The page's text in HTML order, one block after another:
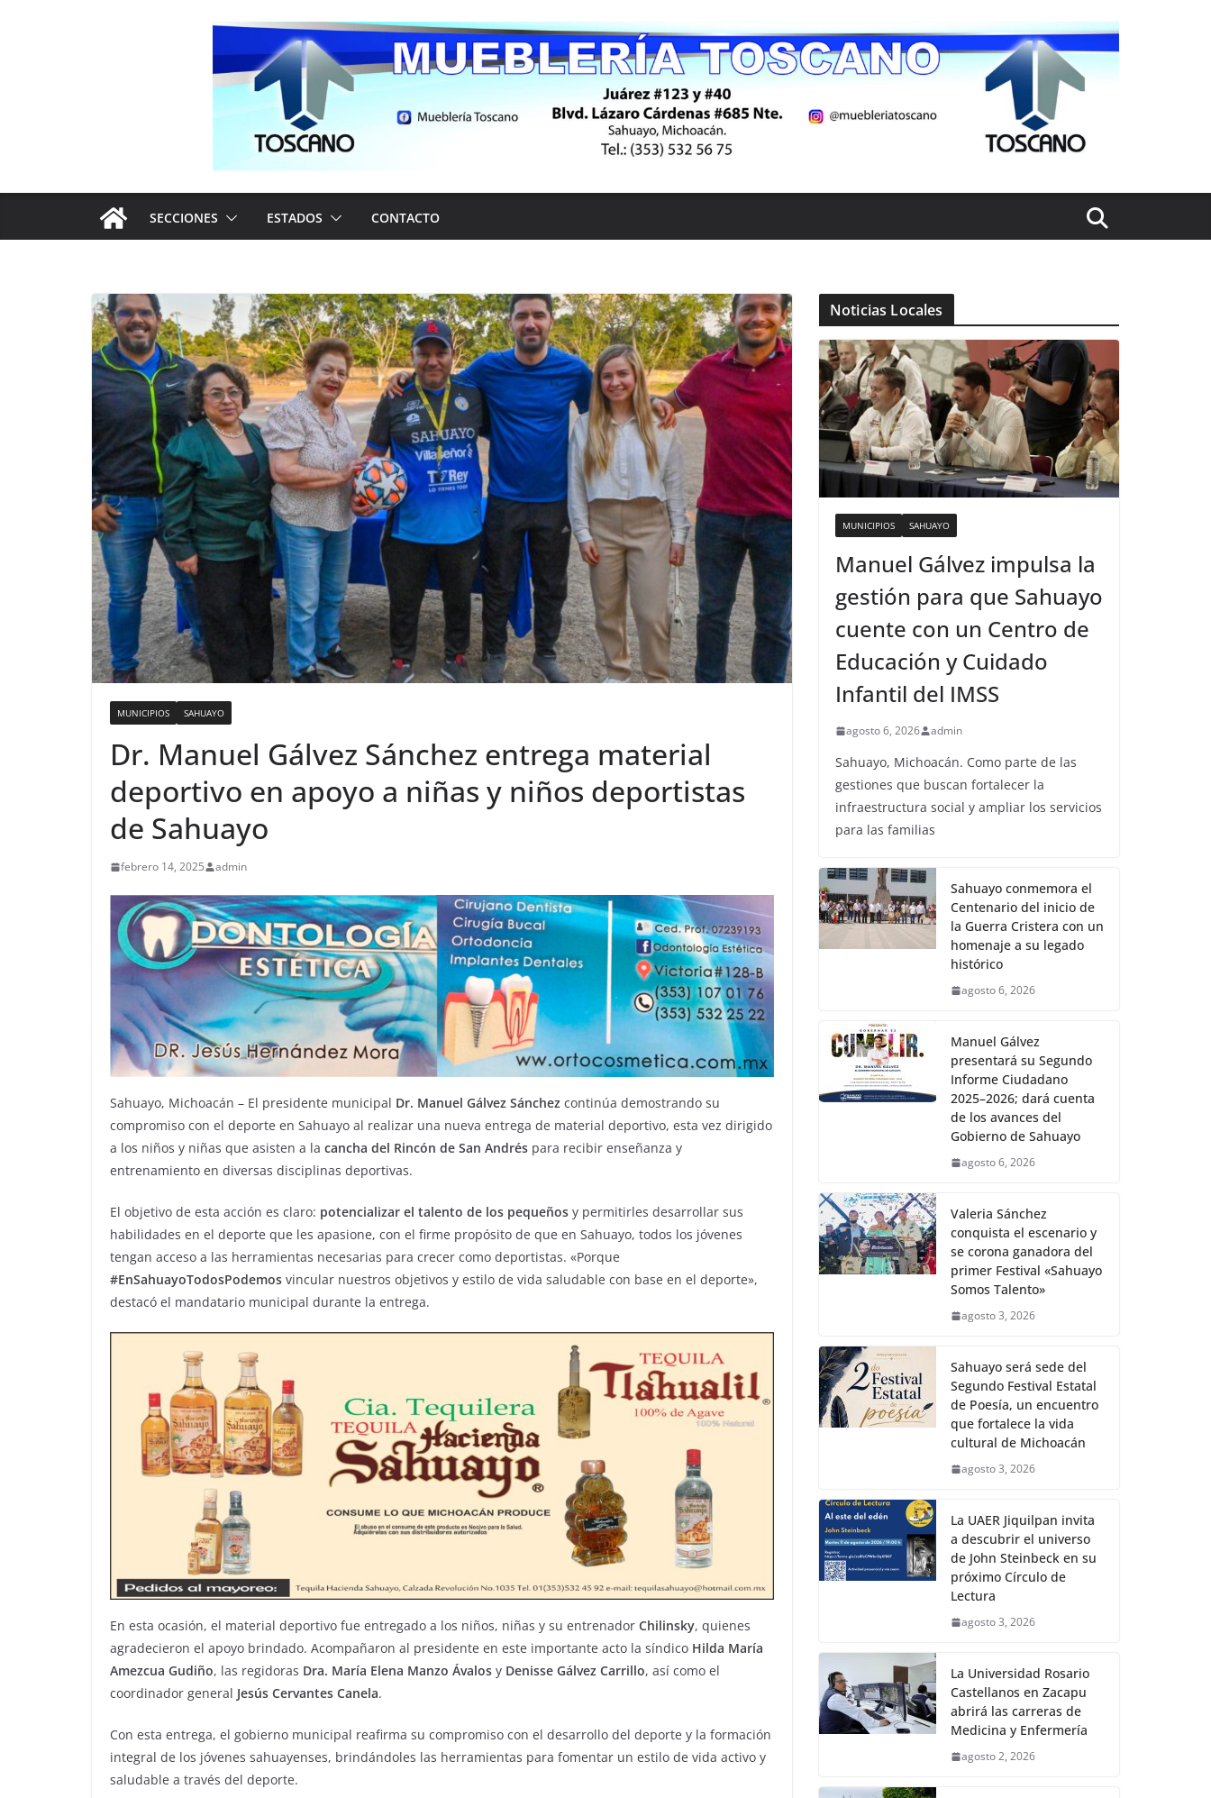
SECCIONES ESTADOS CONTACTO
MUNICIPIOS SAHUAYO
Dr. Manuel Gálvez Sánchez entrega material
deportivo en apoyo a niñas y niños deportistas
de Sahuayo
febrero 14, 2025 admin
Sahuayo, Michoacán – El presidente municipal Dr. Manuel Gálvez Sánchez continúa demostrando su
compromiso con el deporte en Sahuayo al realizar una nueva entrega de material deportivo, esta vez dirigido
a los niños y niñas que asisten a la cancha del Rincón de San Andrés para recibir enseñanza y
entrenamiento en diversas disciplinas deportivas.
El objetivo de esta acción es claro: potencializar el talento de los pequeños y permitirles desarrollar sus
habilidades en el deporte que les apasione, con el firme propósito de que en Sahuayo, todos los jóvenes
tengan acceso a las herramientas necesarias para crecer como deportistas. «Porque
#EnSahuayoTodosPodemos vincular nuestros objetivos y estilo de vida saludable con base en el deporte»,
destacó el mandatario municipal durante la entrega.
En esta ocasión, el material deportivo fue entregado a los niños, niñas y su entrenador Chilinsky, quienes
agradecieron el apoyo brindado. Acompañaron al presidente en este importante acto la síndico Hilda María
Amezcua Gudiño, las regidoras Dra. María Elena Manzo Ávalos y Denisse Gálvez Carrillo, así como el
coordinador general Jesús Cervantes Canela.
Con esta entrega, el gobierno municipal reafirma su compromiso con el desarrollo del deporte y la formación
integral de los jóvenes sahuayenses, brindándoles las herramientas para fomentar un estilo de vida activo y
saludable a través del deporte.
Noticias Locales
MUNICIPIOS SAHUAYO
Manuel Gálvez impulsa la
gestión para que Sahuayo
cuente con un Centro de
Educación y Cuidado
Infantil del IMSS
agosto 6, 2026 admin
Sahuayo, Michoacán. Como parte de las
gestiones que buscan fortalecer la
infraestructura social y ampliar los servicios
para las familias
Sahuayo conmemora el
Centenario del inicio de
la Guerra Cristera con un
homenaje a su legado
histórico
agosto 6, 2026
Manuel Gálvez
presentará su Segundo
Informe Ciudadano
2025–2026; dará cuenta
de los avances del
Gobierno de Sahuayo
agosto 6, 2026
Valeria Sánchez
conquista el escenario y
se corona ganadora del
primer Festival «Sahuayo
Somos Talento»
agosto 3, 2026
Sahuayo será sede del
Segundo Festival Estatal
de Poesía, un encuentro
que fortalece la vida
cultural de Michoacán
agosto 3, 2026
La UAER Jiquilpan invita
a descubrir el universo
de John Steinbeck en su
próximo Círculo de
Lectura
agosto 3, 2026
La Universidad Rosario
Castellanos en Zacapu
abrirá las carreras de
Medicina y Enfermería
agosto 2, 2026